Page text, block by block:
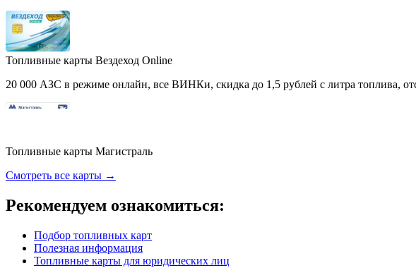
Топливные карты Вездеход Online
20 000 АЗС в режиме онлайн, все ВИНКи, скидка до 1,5 рублей с литра топлива,
Топливные карты Магистраль
Смотреть все карты →
Рекомендуем ознакомиться:
Подбор топливных карт
Полезная информация
Топливные карты для юридических лиц